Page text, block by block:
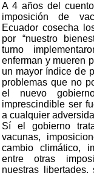
A 4 años del
imposición de
Ecuador cosecha
por “nuestro
turno
enferman y mueren
un mayor índice de
problemas que no
el nuevo
imprescindible ser
a cualquier
Sí el gobierno
vacunas,
cambio climático,
entre otras
nuestras libertades,